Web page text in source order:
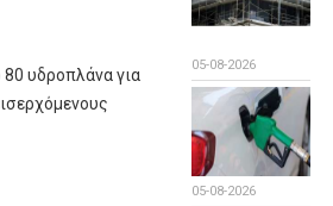
υδροπλάνα για
05-08-2026
05-08-2026